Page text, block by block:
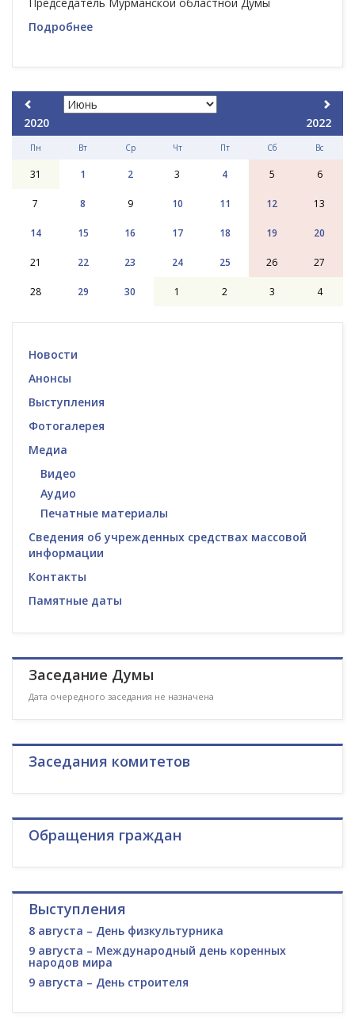
Председатель Мурманской областной Думы
Подробнее
2020 2022
Пн Вт Ср Чт Пт Сб Вс
31 1 2 3 4 5 6
7 8 9 10 11 12 13
14 15 16 17 18 19 20
21 22 23 24 25 26 27
28 29 30 1 2 3 4
Новости
Анонсы
Выступления
Фотогалерея
Медиа
Видео
Аудио
Печатные материалы
Сведения об учрежденных средствах массовой
информации
Контакты
Памятные даты
Заседание Думы
Дата очередного заседания не назначена
Заседания комитетов
Обращения граждан
Выступления
8 августа – День физкультурника
9 августа – Международный день коренных
народов мира
9 августа – День строителя